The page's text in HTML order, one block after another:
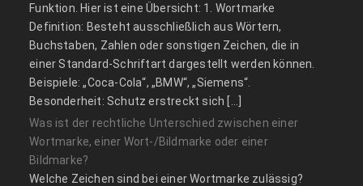
Funktion. Hier ist eine Übersicht: 1. Wortmarke
Definition: Besteht ausschließlich aus Wörtern,
Buchstaben, Zahlen oder sonstigen Zeichen, die in
einer Standard-Schriftart dargestellt werden können.
Beispiele: „Coca-Cola“, „BMW“, „Siemens“.
Besonderheit: Schutz erstreckt sich […]
Was ist der rechtliche Unterschied zwischen einer
Wortmarke, einer Wort-/Bildmarke oder einer
Bildmarke?
Welche Zeichen sind bei einer Wortmarke zulässig?